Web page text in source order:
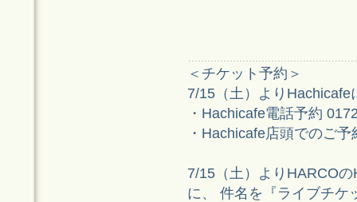
＜チケット予約＞
7/15（土）よりHachicafe
・Hachicafe電話予約
・Hachicafe店頭でのご予
7/15（土）よりHARCO
に、 件名を『ライブチケ